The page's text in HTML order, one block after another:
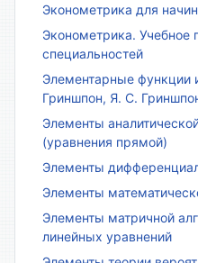
Эконометрика для
Эконометрика. Учебное
специальностей
Элементарные функции
Гриншпон, Я. С.
Элементы
(уравнения прямой)
Элементы
Элементы
Элементы матричной
линейных уравнений